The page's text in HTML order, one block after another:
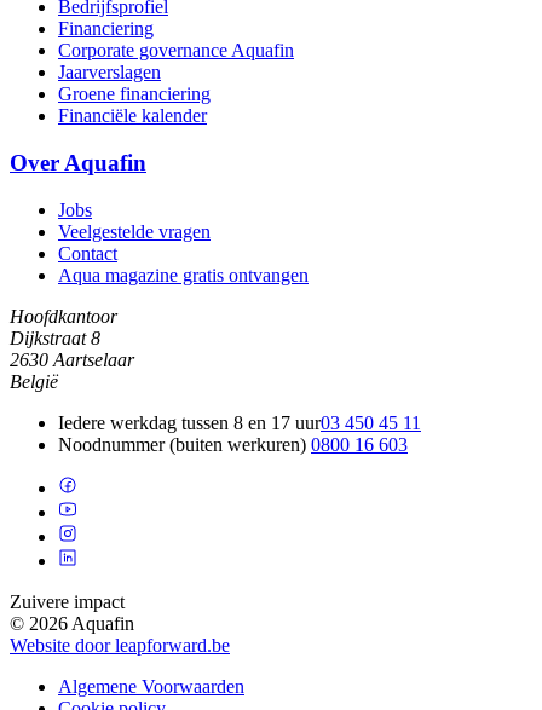
Bedrijfsprofiel
Financiering
Corporate governance Aquafin
Jaarverslagen
Groene financiering
Financiële kalender
Over Aquafin
Jobs
Veelgestelde vragen
Contact
Aqua magazine gratis ontvangen
Hoofdkantoor
Dijkstraat 8
2630 Aartselaar
België
Iedere werkdag tussen 8 en 17 uur03 450 45 11
Noodnummer (buiten werkuren) 0800 16 603
Zuivere impact
© 2026 Aquafin
Website door leapforward.be
Algemene Voorwaarden